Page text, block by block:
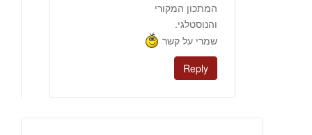
המתכון המקורי
והנוסטלגי.
שמרי על קשר
Reply